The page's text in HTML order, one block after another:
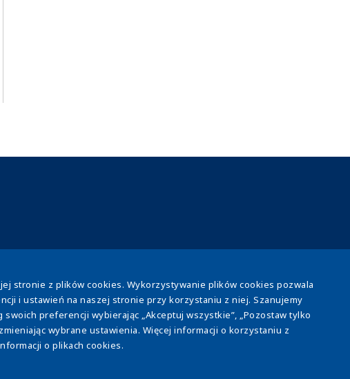
Strefa wiedzy Kontakt
stronie z plików cookies. Wykorzystywanie plików cookies pozwala
i ustawień na naszej stronie przy korzystaniu z niej. Szanujemy
preferencji wybierając „Akceptuj wszystkie”, „Pozostaw tylko
wybrane ustawienia. Więcej informacji o korzystaniu z
o plikach cookies.